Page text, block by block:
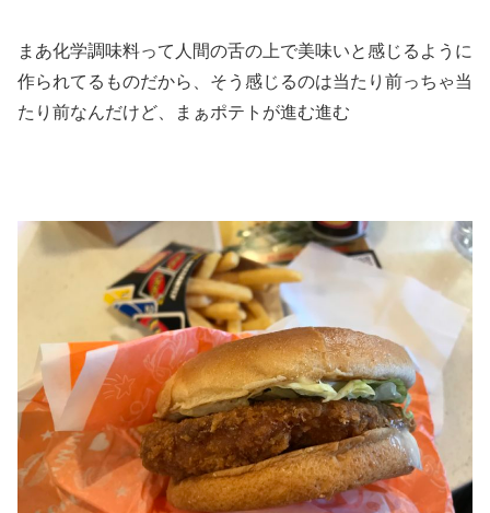
まあ化学調味料って人間の舌の上で美味いと感じるように
作られてるものだから、そう感じるのは当たり前っちゃ当
たり前なんだけど、まぁポテトが進む進む